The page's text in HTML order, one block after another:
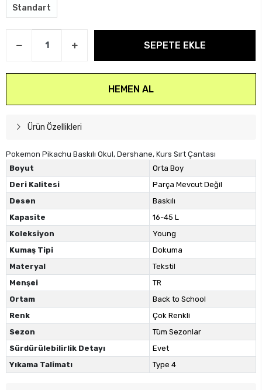
Standart
SEPETE EKLE
HEMEN AL
Ürün Özellikleri
Pokemon Pikachu Baskılı Okul, Dershane, Kurs Sırt Çantası
Boyut
Orta Boy
Deri Kalitesi
Parça Mevcut Değil
Desen
Baskılı
Kapasite
16-45 L
Koleksiyon
Young
Kumaş Tipi
Dokuma
Materyal
Tekstil
Menşei
TR
Ortam
Back to School
Renk
Çok Renkli
Sezon
Tüm Sezonlar
Sürdürülebilirlik Detayı
Evet
Yıkama Talimatı
Type 4